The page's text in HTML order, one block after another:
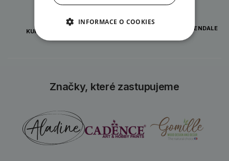
KURZY PRO TVOŘIVÉ
ORIGINÁLNÍ DÁRKY WRENDALE
Značky, které zastupujeme
INFORMACE O COOKIES